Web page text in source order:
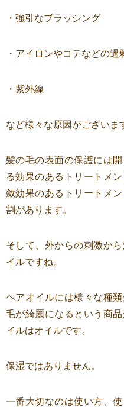
・強引なブラッシング
・アイロンやコテなどの過
・紫外線
など様々な原因がございま
髪の毛の表面の保護には
る効果のあるトリートメ
斂効果のあるトリートメ
割があります。
そして、外からの刺激か
イルですね。
ヘアオイルには様々な種
毛が綺麗になるという商
イルはオイルです。
保湿ではありません。
一番大切なのは使い方、